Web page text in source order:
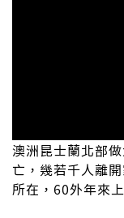
澳洲昆士蘭北部
亡，幾若千人離
所在，60外年來